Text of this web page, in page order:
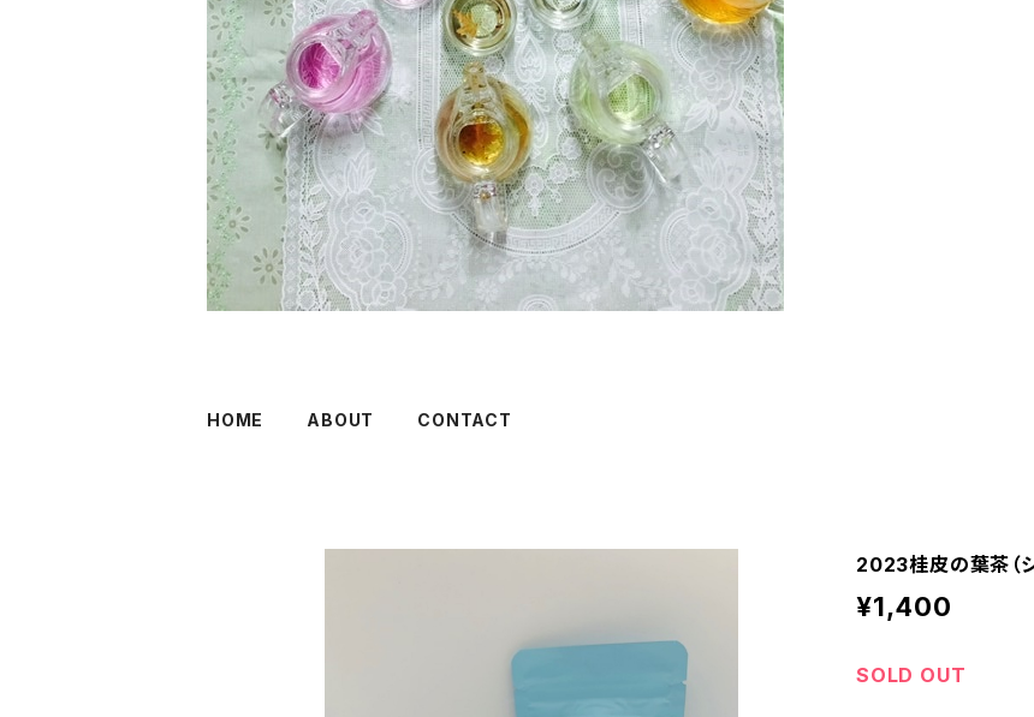
HOME ABOUT CONTACT
2023桂皮の葉茶（
¥1,400
SOLD OUT